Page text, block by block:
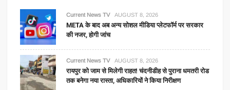
Current News TV AUGUST 8, 2026
META के बाद अब अन्य सोशल मीडिया प्लेटफॉर्म पर सरकार
की नजर, होगी जांच
Current News TV AUGUST 8, 2026
रायपुर को जाम से मिलेगी राहत! चंदनीडीह से पुराना धमतरी रोड
तक बनेगा नया रास्ता, अधिकारियों ने किया निरीक्षण